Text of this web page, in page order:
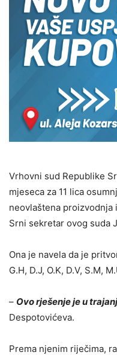
Vrhovni sud Republike
mjeseca za 11 lica
neovlaštena proizvodnja
Srni sekretar ovog suda
Ona je navela da je
G.H, D.J, O.K, D.V, S.M,
– Ovo rješenje je u
Despotovićeva.
Prema njenim riječima,